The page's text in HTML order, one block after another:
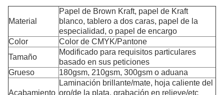
Material
Papel de Brown Kraft, papel de Kraft
blanco, tablero a dos caras, papel de la
especialidad, o papel de encargo
Color
Color de CMYK/Pantone
Tamaño
Modificado para requisitos particulares
basado en sus peticiones
Grueso
180gsm, 210gsm, 300gsm o aduana
Acabamiento
Laminación brillante/mate, hoja caliente del
oro/de la plata, grabación en relieve/etc